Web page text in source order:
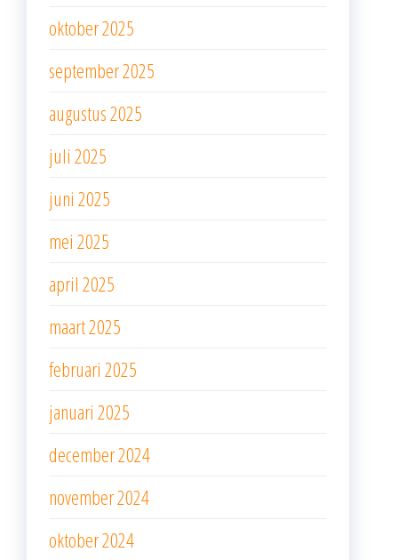
oktober 2025
september 2025
augustus 2025
juli 2025
juni 2025
mei 2025
april 2025
maart 2025
februari 2025
januari 2025
december 2024
november 2024
oktober 2024